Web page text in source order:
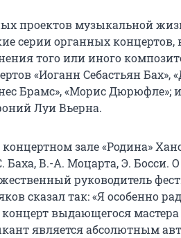
проектов музыкальной
серии органных
того или иного
«Иоганн Себастьян Бах»,
Брамс», «Морис Дюрюфле»;
Луи Вьерна.
зале «Родина»
Баха, В.-А. Моцарта, Э. Босси.
руководитель
сказал так: «Я особенно
концерт выдающегося
является абсолютным